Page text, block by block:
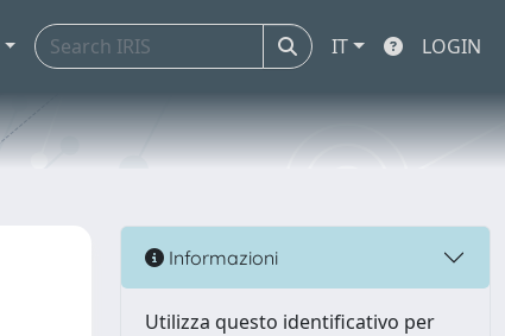
IT LOGIN
Informazioni
Utilizza questo identificativo per